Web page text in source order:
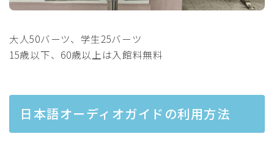
大人50バーツ、学生25バーツ
15歳以下、60歳以上は入館料無料
日本語オーディオガイドの利用方法